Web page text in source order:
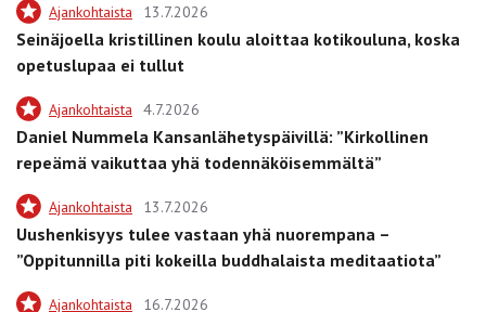
Ajankohtaista 13.7.2026
Seinäjoella kristillinen koulu aloittaa kotikouluna, koska
opetuslupaa ei tullut
Ajankohtaista 4.7.2026
Daniel Nummela Kansanlähetyspäivillä: ”Kirkollinen
repeämä vaikuttaa yhä todennäköisemmältä”
Ajankohtaista 13.7.2026
Uushenkisyys tulee vastaan yhä nuorempana –
”Oppitunnilla piti kokeilla buddhalaista meditaatiota”
Ajankohtaista 16.7.2026